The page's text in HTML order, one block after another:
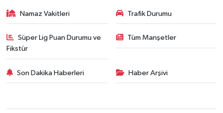
Namaz Vakitleri Trafik Durumu
Süper Lig Puan Durumu ve
Fikstür
Tüm Manşetler
Son Dakika Haberleri Haber Arşivi